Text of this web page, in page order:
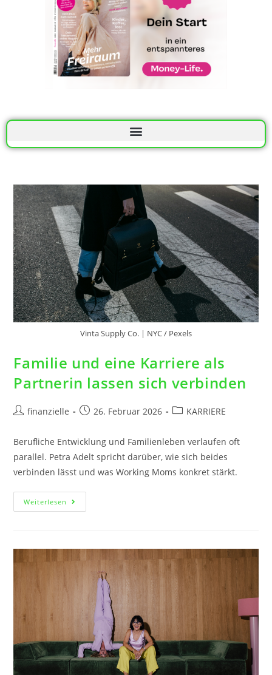
Vinta Supply Co. | NYC / Pexels
Familie und eine Karriere als
Partnerin lassen sich verbinden
finanzielle 26. Februar 2026 KARRIERE
Berufliche Entwicklung und Familienleben verlaufen oft
parallel. Petra Adelt spricht darüber, wie sich beides
verbinden lässt und was Working Moms konkret stärkt.
Weiterlesen